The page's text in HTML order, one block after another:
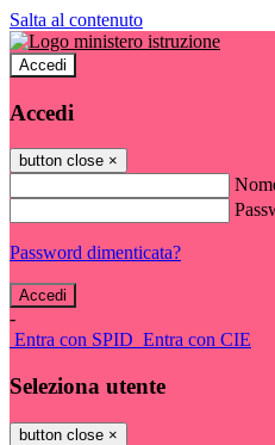
Salta al contenuto
Accedi
Accedi
button close ×
Password dimenticata?
-
Entra con SPID Entra con CIE
Seleziona utente
button close ×